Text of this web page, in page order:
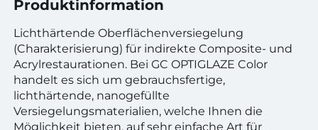
Produktinformation
Lichthärtende Oberflächenversiegelung
(Charakterisierung) für indirekte Composite- und
Acrylrestaurationen. Bei GC OPTIGLAZE Color
handelt es sich um gebrauchsfertige,
lichthärtende, nanogefüllte
Versiegelungsmaterialien, welche Ihnen die
Möglichkeit bieten, auf sehr einfache Art für